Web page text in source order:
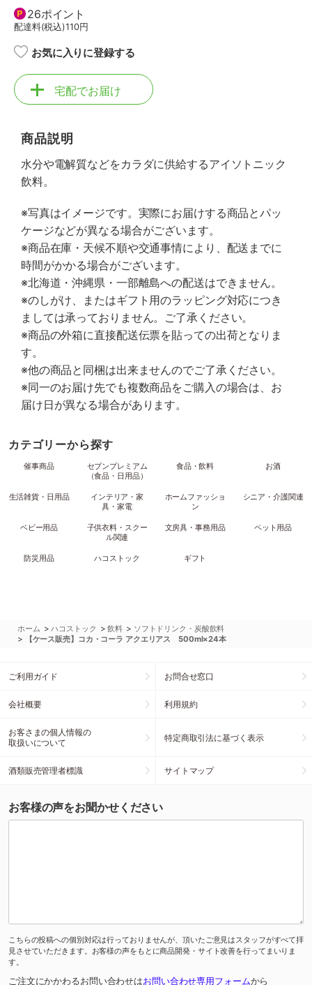
26ポイント
配達料(税込)110円
お気に入りに登録する
宅配でお届け
商品説明
水分や電解質などをカラダに供給するアイソトニック
飲料。
※写真はイメージです。実際にお届けする商品とパッ
ケージなどが異なる場合がございます。
※商品在庫・天候不順や交通事情により、配送までに
時間がかかる場合がございます。
※北海道・沖縄県・一部離島への配送はできません。
※のしがけ、またはギフト用のラッピング対応につき
ましては承っておりません。ご了承ください。
※商品の外箱に直接配送伝票を貼っての出荷となりま
す。
※他の商品と同梱は出来ませんのでご了承ください。
※同一のお届け先でも複数商品をご購入の場合は、お
届け日が異なる場合があります。
カテゴリーから探す
催事商品
セブンプレミアム
（食品・日用品）
食品・飲料 お酒
生活雑貨・日用品
インテリア・家
具・家電
ホームファッショ
ン
シニア・介護関連
ベビー用品
子供衣料・スクー
ル関連
文房具・事務用品 ペット用品
防災用品 ハコストック ギフト
ホーム >ハコストック >飲料 > ソフトドリンク・炭酸飲料
> 【ケース販売】コカ・コーラ アクエリアス 500ml×24本
ご利用ガイド お問合せ窓口
会社概要 利用規約
お客さまの個人情報の
取扱いについて
特定商取引法に基づく表示
酒類販売管理者標識 サイトマップ
お客様の声をお聞かせください
こちらの投稿への個別対応は行っておりませんが、頂いたご意見はスタッフがすべて拝
見させていただきます。お客様の声をもとに商品開発・サイト改善を行ってまいりま
す。
ご注文にかかわるお問い合わせはお問い合わせ専用フォームから